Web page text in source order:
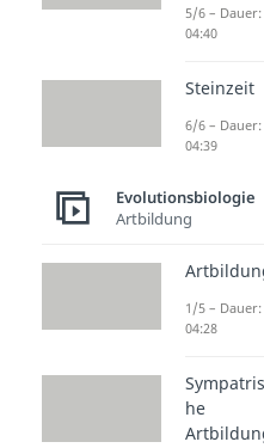
zunächst
der
Art
Eine Art in
Gruppe
Sie
5/6 – Dauer:
04:40
Steinzeit
6/6 – Dauer:
04:39
Evolutionsbiologie
Artbildung
1/5 – Dauer:
04:28
he